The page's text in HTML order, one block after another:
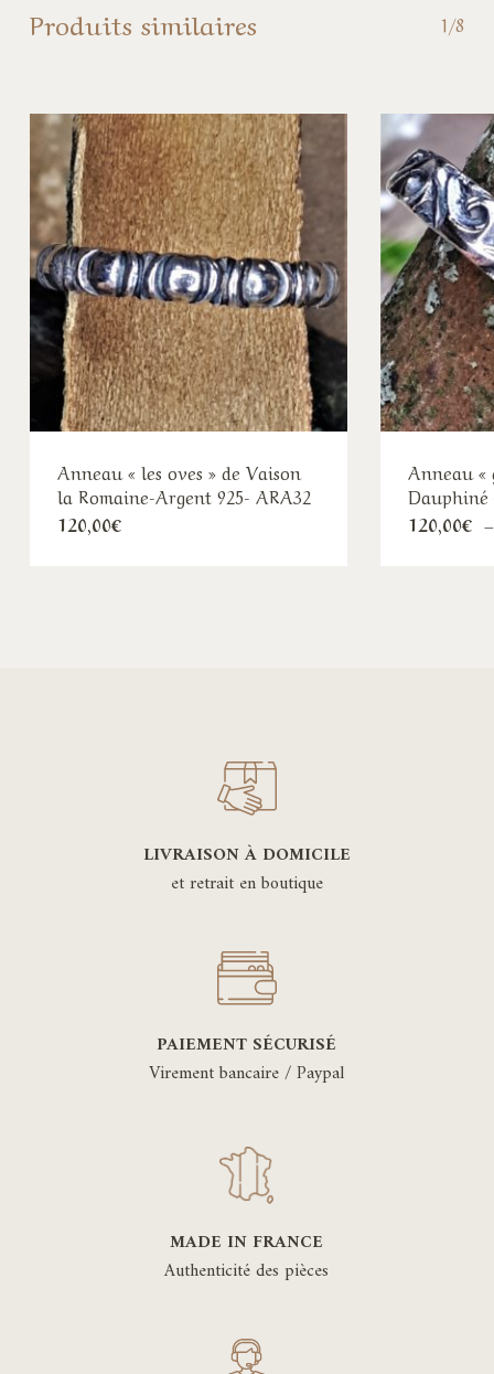
Produits similaires 1/8
Anneau « les oves » de Vaison
la Romaine-Argent 925- ARA32
120,00€
Anneau «
Dauphiné
120,00€
LIVRAISON À DOMICILE
et retrait en boutique
PAIEMENT SÉCURISÉ
Virement bancaire / Paypal
MADE IN FRANCE
Authenticité des pièces